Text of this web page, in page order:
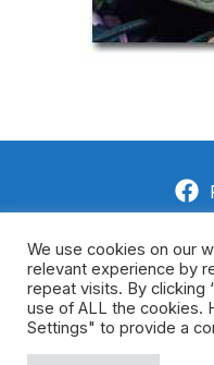
ΠΡΩΤΟΒΟΥΛΊΑ ΕΡΕΣΟΎ
We use cookies on our
relevant experience by
repeat visits. By clicking
use of ALL the cookies.
Settings" to provide a